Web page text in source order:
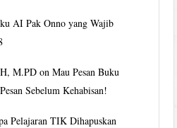
AI Pak Onno yang Wajib
M.PD onMau Pesan Buku
Sebelum Kehabisan!
Pelajaran TIK Dihapuskan